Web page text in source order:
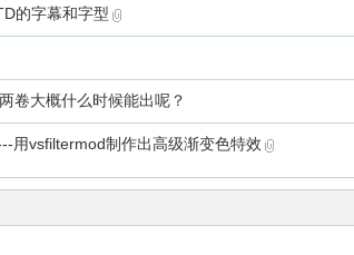
的字幕和字型
卷大概什么时候能出呢？
用vsfiltermod制作出高级渐变色特效